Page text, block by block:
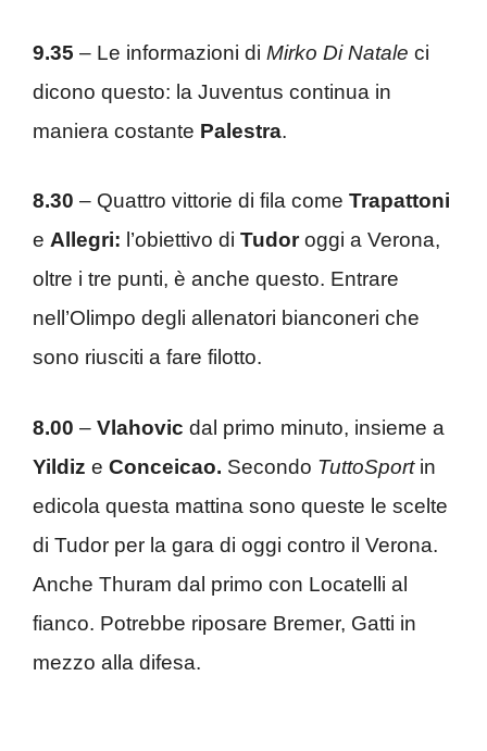
9.35 – Le informazioni di Mirko Di Natale ci
dicono questo: la Juventus continua in
maniera costante Palestra.
8.30 – Quattro vittorie di fila come Trapattoni
e Allegri: l’obiettivo di Tudoroggi a Verona,
oltre i tre punti, è anche questo. Entrare
nell’Olimpo degli allenatori bianconeri che
sono riusciti a fare filotto.
8.00 – Vlahovic dal primo minuto, insieme a
Yildiz e Conceicao. Secondo TuttoSportin
edicola questa mattina sono queste le scelte
di Tudor per la gara di oggi contro il Verona.
Anche Thuram dal primo con Locatelli al
fianco. Potrebbe riposare Bremer, Gatti in
mezzo alla difesa.